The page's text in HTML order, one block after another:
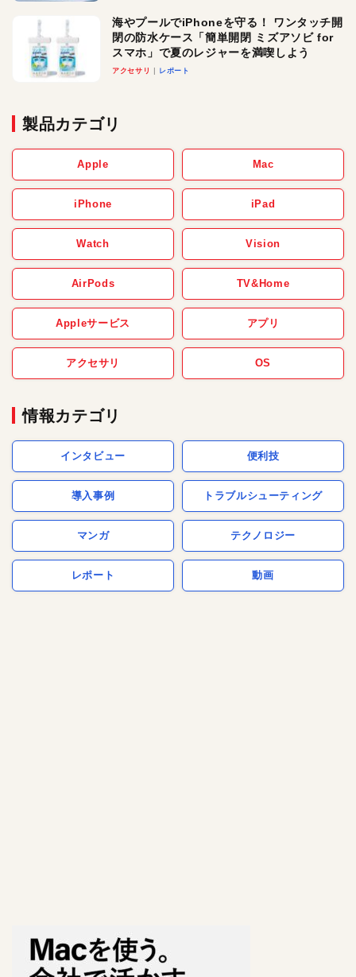
海やプールでiPhoneを守る！ ワンタッチ開
閉の防水ケース「簡単開閉 ミズアソビ for
スマホ」で夏のレジャーを満喫しよう
アクセサリ レポート
製品カテゴリ
Apple Mac
iPhone iPad
Watch Vision
AirPods TV&Home
Appleサービス アプリ
アクセサリ OS
情報カテゴリ
インタビュー 便利技
導入事例 トラブルシューティング
マンガ テクノロジー
レポート 動画